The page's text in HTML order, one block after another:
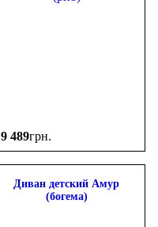
9 489грн.
Диван детский Амур
(богема)